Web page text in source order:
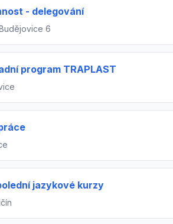
- delegování
6
program TRAPLAST
jazykové kurzy